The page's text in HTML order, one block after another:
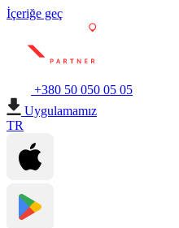
İçeriğe geç
+380 50 050 05 05
Uygulamamız
TR